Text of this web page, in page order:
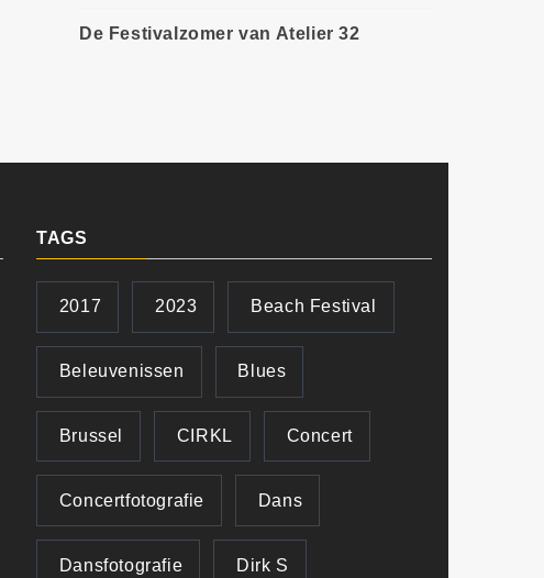
De Festivalzomer van Atelier 32
TAGS
2017 2023 Beach Festival
Beleuvenissen Blues
Brussel CIRKL Concert
Concertfotografie Dans
Dansfotografie Dirk S